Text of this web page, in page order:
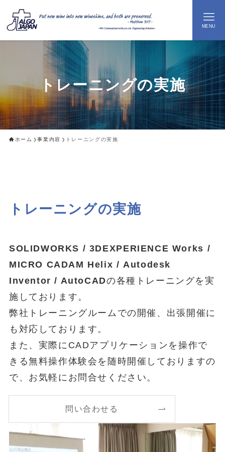
MENU
トレーニングの実施
ホーム 事業内容 トレーニングの実施
トレーニングの実施
SOLIDWORKS / 3DEXPERIENCE Works /
MICRO CADAM Helix / Autodesk
Inventor / AutoCADの各種トレーニングを実
施しております。
弊社トレーニングルームでの開催、出張開催に
も対応しております。
また、実際にCADアプリケーションを操作で
きる無料操作体験会を随時開催しておりますの
で、お気軽にお問合せください。
問い合わせる